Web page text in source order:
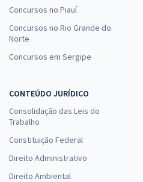
Concursos no Piauí
Concursos no Rio Grande do
Norte
Concursos em Sergipe
CONTEÚDO JURÍDICO
Consolidação das Leis do
Trabalho
Constituição Federal
Direito Administrativo
Direito Ambiental